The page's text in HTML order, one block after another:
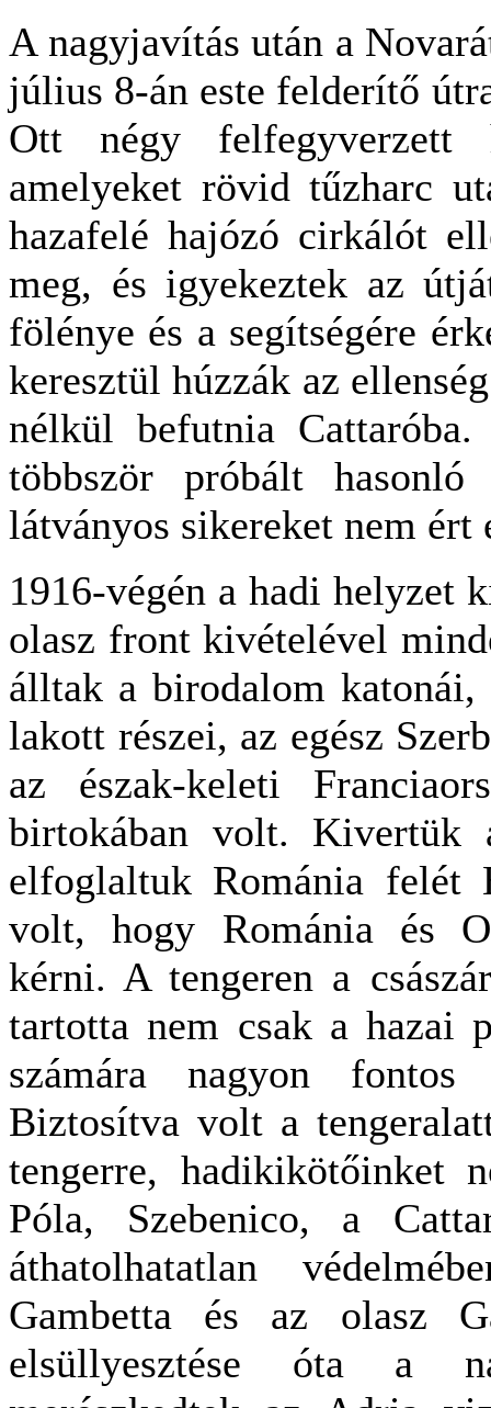
A nagyjavítás után a
július 8-án este felderítő
Ott négy felfegyverzett
amelyeket rövid tűzharc
hazafelé hajózó cirkálót
meg, és igyekeztek az
fölénye és a segítségére
keresztül húzzák az
nélkül befutnia
többször próbált hasonló
látványos sikereket nem ért
1916-végén a hadi helyzet
olasz front kivételével
álltak a birodalom katonái,
lakott részei, az egész
az észak-keleti
birtokában volt. Kivertük
elfoglaltuk Románia felét
volt, hogy Románia és
kérni. A tengeren a
tartotta nem csak a hazai
számára nagyon
Biztosítva volt a
tengerre, hadikikötőinket
Póla, Szebenico, a
áthatolhatatlan
Gambetta és az olasz
elsüllyesztése óta a